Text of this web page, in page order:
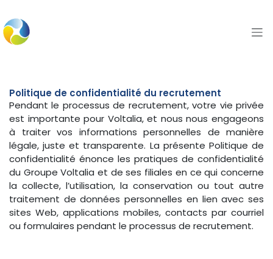
Politique de confidentialité du recrutement
Pendant le processus de recrutement, votre vie privée
est importante pour Voltalia, et nous nous engageons
à traiter vos informations personnelles de manière
légale, juste et transparente. La présente Politique de
confidentialité énonce les pratiques de confidentialité
du Groupe Voltalia et de ses filiales en ce qui concerne
la collecte, l’utilisation, la conservation ou tout autre
traitement de données personnelles en lien avec ses
sites Web, applications mobiles, contacts par courriel
ou formulaires pendant le processus de recrutement.